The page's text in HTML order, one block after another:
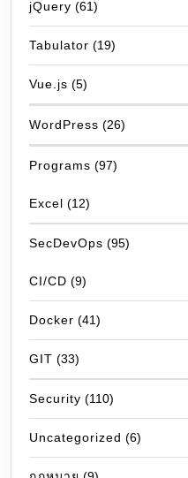
jQuery (61)
Tabulator (19)
Vue.js (5)
WordPress (26)
Programs (97)
Excel (12)
SecDevOps (95)
CI/CD (9)
Docker (41)
GIT (33)
Security (110)
Uncategorized (6)